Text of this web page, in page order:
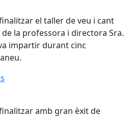
el taller de veu i cant
la professora i directora Sra.
impartir durant cinc
amb gran èxit de